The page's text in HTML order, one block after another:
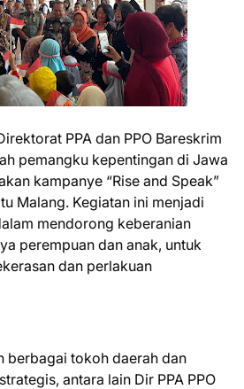
PPA dan PPO Bareskrim
pemangku kepentingan di Jawa
kampanye “Rise and Speak”
Malang. Kegiatan ini menjadi
mendorong keberanian
perempuan dan anak, untuk
dan perlakuan
berbagai tokoh daerah dan
antara lain Dir PPA PPO